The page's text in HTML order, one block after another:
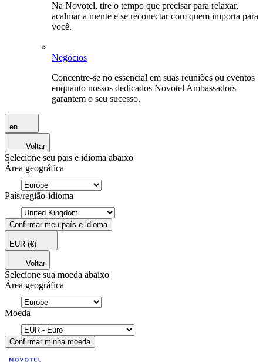
Na Novotel, tire o tempo que precisar para relaxar,
acalmar a mente e se reconectar com quem importa para
você.
Negócios
Concentre-se no essencial em suas reuniões ou eventos
enquanto nossos dedicados Novotel Ambassadors
garantem o seu sucesso.
en
Voltar
Selecione seu país e idioma abaixo
Área geográfica
País/região-idioma
Confirmar meu país e idioma
EUR (€)
Voltar
Selecione sua moeda abaixo
Área geográfica
Moeda
Confirmar minha moeda